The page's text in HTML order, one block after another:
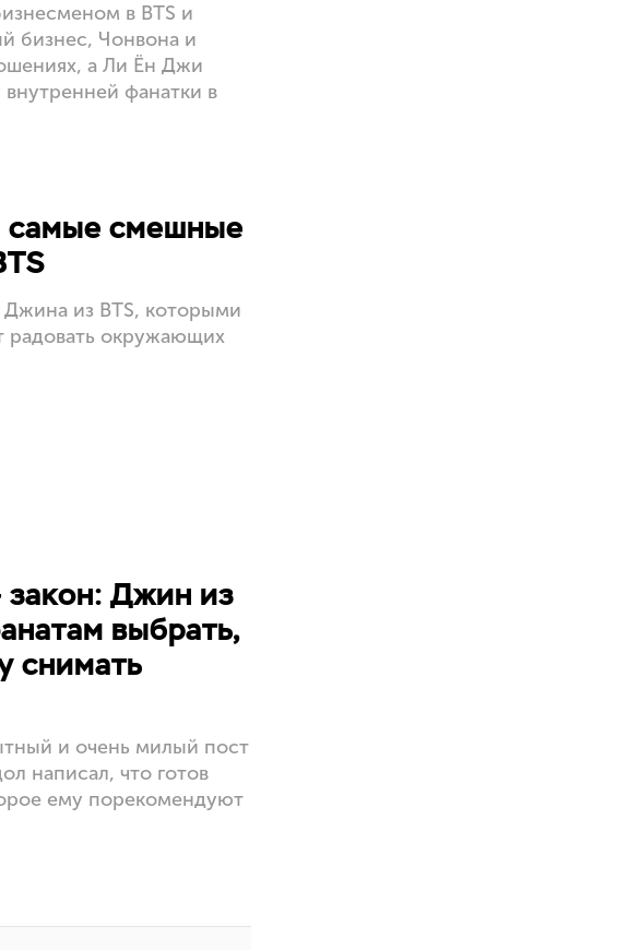
в BTS и
бизнес, Чонвона и
а Ли Ён Джи
фанатки в
смешные
из BTS, которыми
радовать окружающих
Джин из
выбрать,
снимать
и очень милый пост
написал, что готов
ему порекомендуют